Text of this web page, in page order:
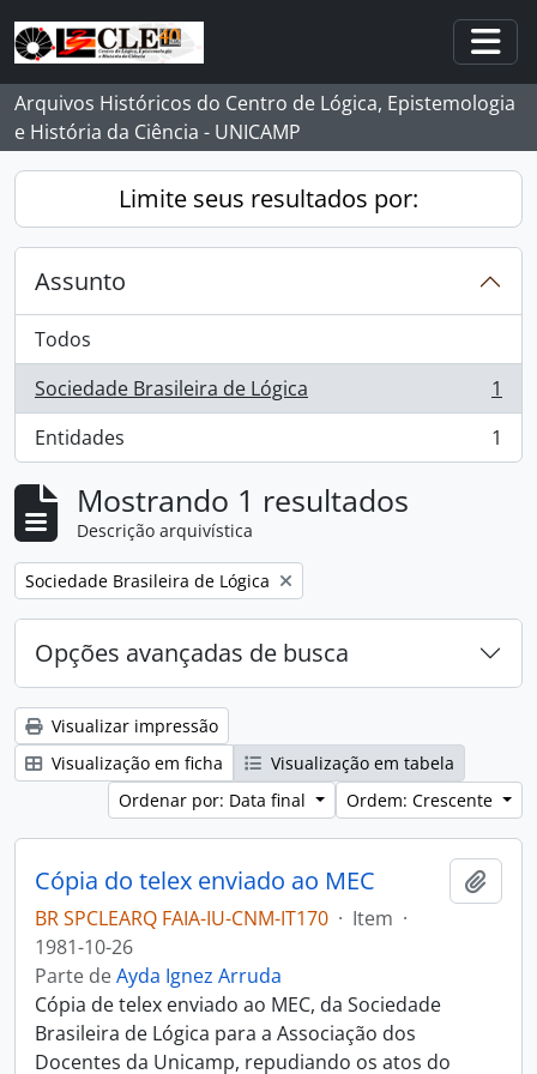
Skip to main content
Arquivos Históricos do Centro de Lógica, Epistemologia
e História da Ciência - UNICAMP
Limite seus resultados por:
Assunto
Todos
Sociedade Brasileira de Lógica
, 1 resultados
1
Entidades
, 1 resultados 1
Mostrando 1 resultados
Descrição arquivística
Remover filtro:
Sociedade Brasileira de Lógica
Opções avançadas de busca
Visualizar impressão
Visualização em ficha
Visualização em tabela
Ordenar por: Data final
Ordem: Crescente
Cópia do telex enviado ao MEC
BR SPCLEARQ FAIA-IU-CNM-IT170 · Item ·
1981-10-26
Parte deAyda Ignez Arruda
Cópia de telex enviado ao MEC, da Sociedade
Brasileira de Lógica para a Associação dos
Docentes da Unicamp, repudiando os atos do